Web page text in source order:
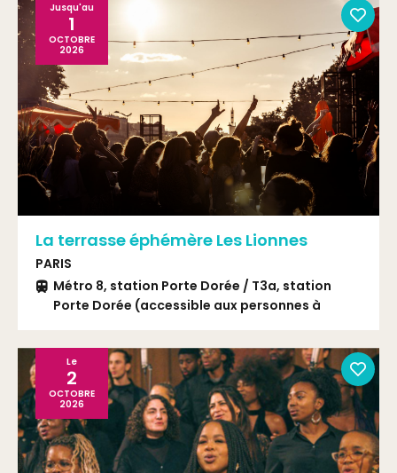
Jusqu'au
1
OCTOBRE
2026
La terrasse éphémère Les Lionnes
PARIS
Métro 8, station Porte Dorée / T3a, station
Porte Dorée (accessible aux personnes à
Dorée / PAM : à l’angle de la place Édouard
Renard et de la rue Armand Rousseau
Le
2
OCTOBRE
2026